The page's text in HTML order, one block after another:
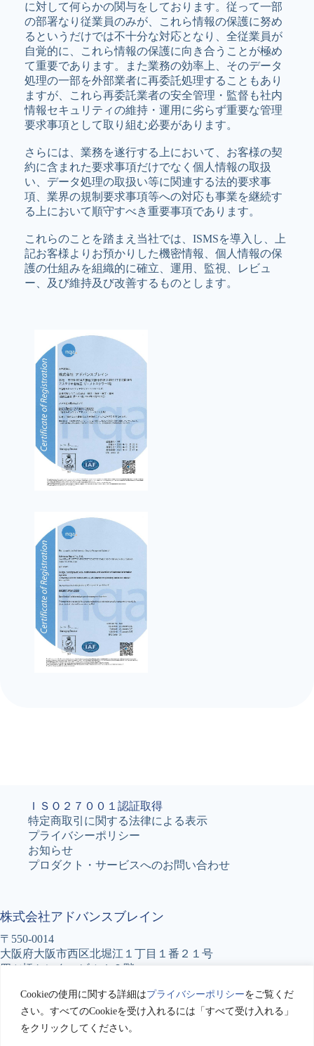
Cookieの使用に関する詳細はプライバシーポリシーをご覧くだ
さい。すべてのCookieを受け入れるには「すべて受け入れる」
をクリックしてください。
に対して何らかの関与をしております。従って一部
の部署なり従業員のみが、これら情報の保護に努め
るというだけでは不十分な対応となり、全従業員が
自覚的に、これら情報の保護に向き合うことが極め
て重要であります。また業務の効率上、そのデータ
処理の一部を外部業者に再委託処理することもあり
ますが、これら再委託業者の安全管理・監督も社内
情報セキュリティの維持・運用に劣らず重要な管理
要求事項として取り組む必要があります。
さらには、業務を遂行する上において、お客様の契
約に含まれた要求事項だけでなく個人情報の取扱
い、データ処理の取扱い等に関連する法的要求事
項、業界の規制要求事項等への対応も事業を継続す
る上において順守すべき重要事項であります。
これらのことを踏まえ当社では、ISMSを導入し、上
記お客様よりお預かりした機密情報、個人情報の保
護の仕組みを組織的に確立、運用、監視、レビュ
ー、及び維持及び改善するものとします。
ＩＳＯ２７００１認証取得
特定商取引に関する法律による表示
プライバシーポリシー
お知らせ
プロダクト・サービスへのお問い合わせ
株式会社アドバンスブレイン
〒550-0014
大阪府大阪市西区北堀江１丁目１番２１号
四ツ橋センタービル１０階
FAX : 06-6531-5776
アドバンスブレインへのお問い合わせ